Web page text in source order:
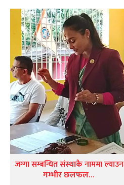
जग्गा सम्बन्धित संस्थाकै नाममा ल्याउन
गम्भीर छलफल…